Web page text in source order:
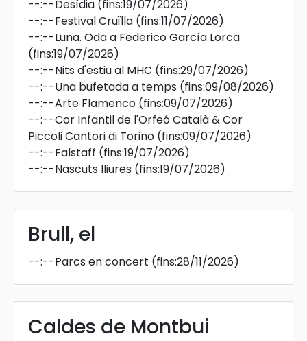
--:--Desídia (fins:19/07/2026)
--:--Festival Cruïlla (fins:11/07/2026)
--:--Luna. Oda a Federico García Lorca
(fins:19/07/2026)
--:--Nits d'estiu al MHC (fins:29/07/2026)
--:--Una bufetada a temps (fins:09/08/2026)
--:--Arte Flamenco (fins:09/07/2026)
--:--Cor Infantil de l'Orfeó Català & Cor
Piccoli Cantori di Torino (fins:09/07/2026)
--:--Falstaff (fins:19/07/2026)
--:--Nascuts lliures (fins:19/07/2026)
Brull, el
--:--Parcs en concert (fins:28/11/2026)
Caldes de Montbui